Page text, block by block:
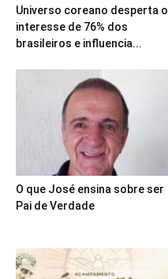
Universo coreano desperta o
interesse de 76% dos
brasileiros e influencia...
O que José ensina sobre ser
Pai de Verdade